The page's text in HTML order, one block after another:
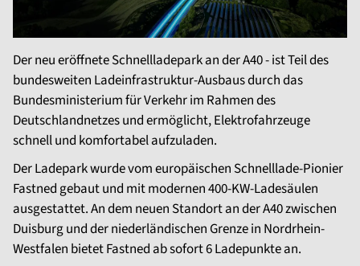
Der neu eröffnete Schnellladepark an der A40 - ist Teil des
bundesweiten Ladeinfrastruktur-Ausbaus durch das
Bundesministerium für Verkehr im Rahmen des
Deutschlandnetzes und ermöglicht, Elektrofahrzeuge
schnell und komfortabel aufzuladen.
Der Ladepark wurde vom europäischen Schnelllade-Pionier
Fastned gebaut und mit modernen 400-KW-Ladesäulen
ausgestattet. An dem neuen Standort an der A40 zwischen
Duisburg und der niederländischen Grenze in Nordrhein-
Westfalen bietet Fastned ab sofort 6 Ladepunkte an.